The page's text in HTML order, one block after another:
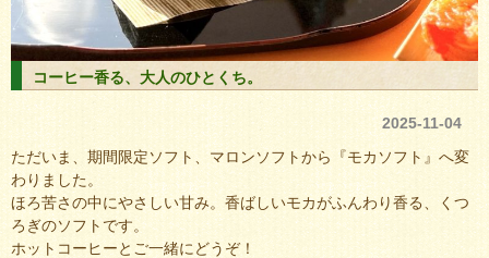
コーヒー香る、大人のひとくち。
2025-11-04
ただいま、期間限定ソフト、マロンソフトから『モカソフト』へ変
わりました。
ほろ苦さの中にやさしい甘み。香ばしいモカがふんわり香る、くつ
ろぎのソフトです。
ホットコーヒーとご一緒にどうぞ！